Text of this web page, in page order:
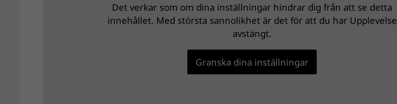
Det verkar som om dina inställningar hindrar dig från att se detta
innehållet. Med största sannolikhet är det för att du har Upplevelse
avstängt.
Granska dina inställningar